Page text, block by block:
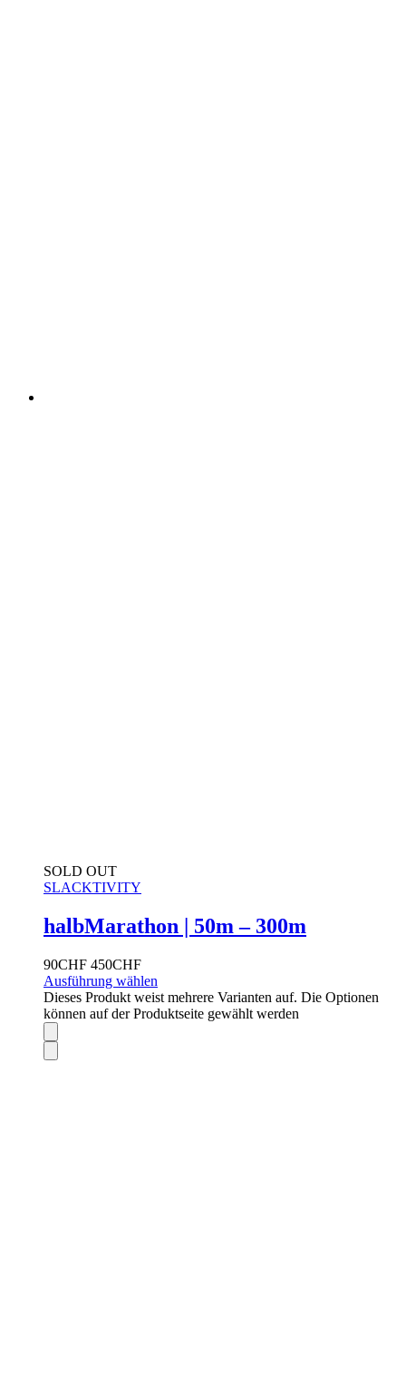
SOLD OUT
SLACKTIVITY
halbMarathon | 50m – 300m
90CHF 450CHF
Ausführung wählen
Dieses Produkt weist mehrere Varianten auf. Die Optionen
können auf der Produktseite gewählt werden